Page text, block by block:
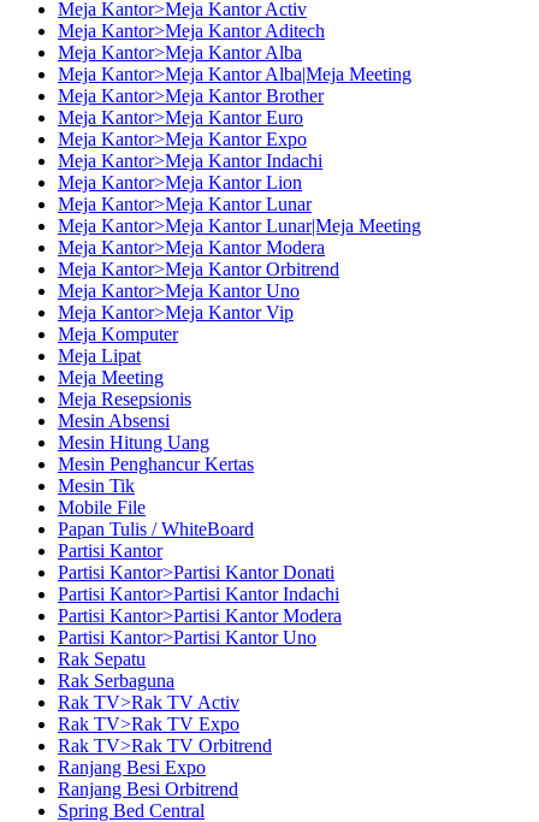
Meja Kantor>Meja Kantor Activ
Meja Kantor>Meja Kantor Aditech
Meja Kantor>Meja Kantor Alba
Meja Kantor>Meja Kantor Alba|Meja Meeting
Meja Kantor>Meja Kantor Brother
Meja Kantor>Meja Kantor Euro
Meja Kantor>Meja Kantor Expo
Meja Kantor>Meja Kantor Indachi
Meja Kantor>Meja Kantor Lion
Meja Kantor>Meja Kantor Lunar
Meja Kantor>Meja Kantor Lunar|Meja Meeting
Meja Kantor>Meja Kantor Modera
Meja Kantor>Meja Kantor Orbitrend
Meja Kantor>Meja Kantor Uno
Meja Kantor>Meja Kantor Vip
Meja Komputer
Meja Lipat
Meja Meeting
Meja Resepsionis
Mesin Absensi
Mesin Hitung Uang
Mesin Penghancur Kertas
Mesin Tik
Mobile File
Papan Tulis / WhiteBoard
Partisi Kantor
Partisi Kantor>Partisi Kantor Donati
Partisi Kantor>Partisi Kantor Indachi
Partisi Kantor>Partisi Kantor Modera
Partisi Kantor>Partisi Kantor Uno
Rak Sepatu
Rak Serbaguna
Rak TV>Rak TV Activ
Rak TV>Rak TV Expo
Rak TV>Rak TV Orbitrend
Ranjang Besi Expo
Ranjang Besi Orbitrend
Spring Bed Central